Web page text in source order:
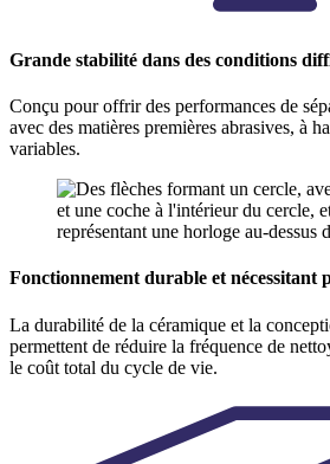
Grande stabilité dans des conditions
Conçu pour offrir des performances de
avec des matières premières abrasives, à
variables.
Fonctionnement durable et nécessitant
La durabilité de la céramique et la
permettent de réduire la fréquence de
le coût total du cycle de vie.